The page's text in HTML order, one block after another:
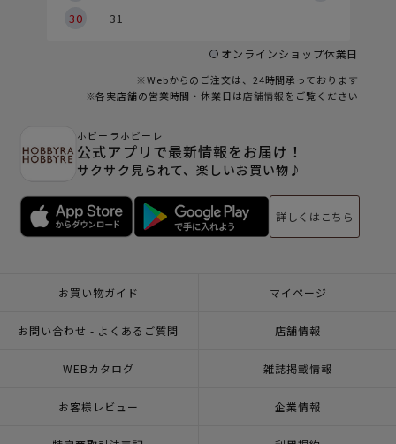
30
31
オンラインショップ休業日
※Webからのご注文は、24時間承っております
※各実店舗の営業時間・休業日は店舗情報をご覧ください
ホビーラホビーレ
公式アプリで最新情報をお届け！
サクサク見られて、楽しいお買い物♪
詳しくはこちら
お買い物ガイド マイページ
お問い合わせ - よくあるご質問 店舗情報
WEBカタログ 雑誌掲載情報
お客様レビュー 企業情報